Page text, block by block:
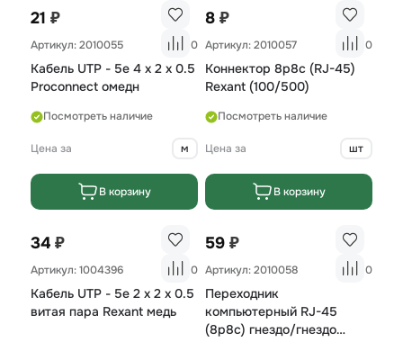
21 ₽
Артикул: 2010055 0
Кабель UTP - 5е 4 х 2 х 0.5
Proconnect омедн
Посмотреть наличие
Цена за м
В корзину
8 ₽
Артикул: 2010057 0
Коннектор 8р8с (RJ-45)
Rexant (100/500)
Посмотреть наличие
Цена за шт
В корзину
34 ₽
Артикул: 1004396 0
Кабель UTP - 5е 2 х 2 х 0.5
витая пара Rexant медь
59 ₽
Артикул: 2010058 0
Переходник
компьютерный RJ-45
(8p8c) гнездо/гнездо